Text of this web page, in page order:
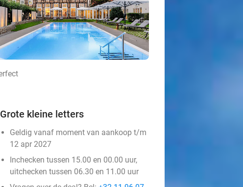
Grote kleine letters
Geldig vanaf moment van aankoop t/m
12 apr 2027
Inchecken tussen 15.00 en 00.00 uur,
uitchecken tussen 06.30 en 11.00 uur